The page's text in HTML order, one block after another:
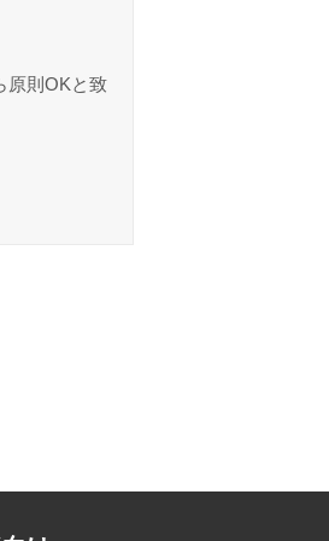
原則OKと致